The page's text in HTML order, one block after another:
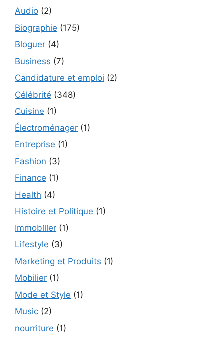
Audio (2)
Biographie (175)
Bloguer (4)
Business (7)
Candidature et emploi (2)
Célébrité (348)
Cuisine (1)
Électroménager (1)
Entreprise (1)
Fashion (3)
Finance (1)
Health (4)
Histoire et Politique (1)
Immobilier (1)
Lifestyle (3)
Marketing et Produits (1)
Mobilier (1)
Mode et Style (1)
Music (2)
nourriture (1)